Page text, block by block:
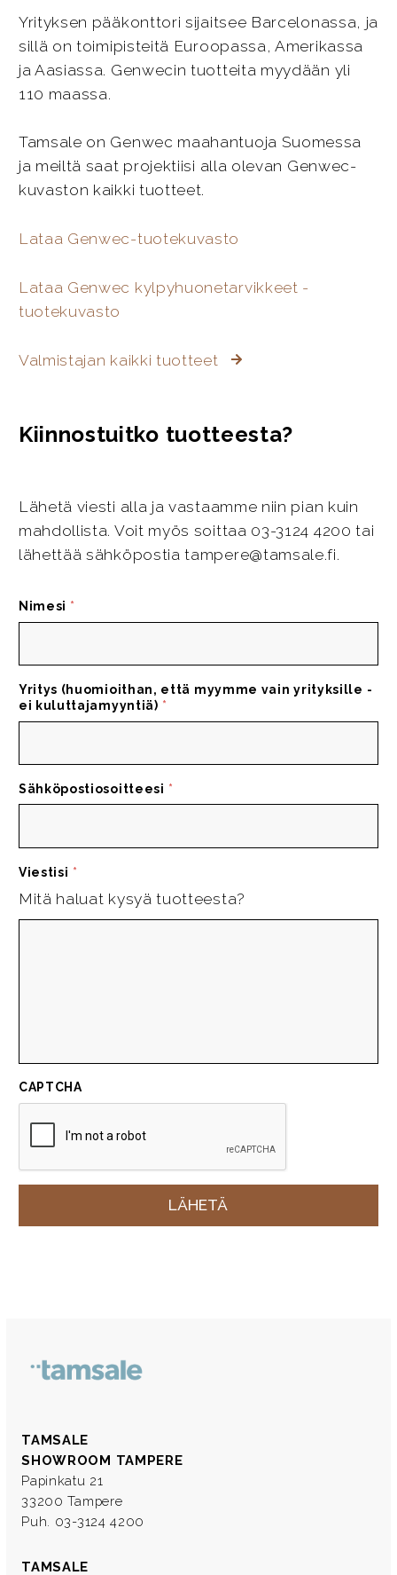
Yrityksen pääkonttori sijaitsee Barcelonassa, ja
sillä on toimipisteitä Euroopassa, Amerikassa
ja Aasiassa. Genwecin tuotteita myydään yli
110 maassa.
Tamsale on Genwec maahantuoja Suomessa
ja meiltä saat projektiisi alla olevan Genwec-
kuvaston kaikki tuotteet.
Lataa Genwec-tuotekuvasto
Lataa Genwec kylpyhuonetarvikkeet -
tuotekuvasto
Valmistajan kaikki tuotteet
Kiinnostuitko tuotteesta?
Lähetä viesti alla ja vastaamme niin pian kuin
mahdollista. Voit myös soittaa 03-3124 4200 tai
lähettää sähköpostia tampere@tamsale.fi.
Nimesi *
Yritys (huomioithan, että myymme vain yrityksille -
ei kuluttajamyyntiä) *
Sähköpostiosoitteesi *
Viestisi *
Mitä haluat kysyä tuotteesta?
CAPTCHA
TAMSALE
SHOWROOM TAMPERE
Papinkatu 21
33200 Tampere
Puh. 03-3124 4200
TAMSALE